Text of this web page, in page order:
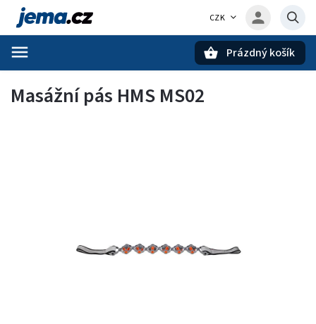
CZK
Prázdný košík
Masážní pás HMS MS02